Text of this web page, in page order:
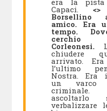
era la pista
Capaci.
amico. Era
tempo.
Corleonesi.
chiudere
arrivato. Era
l’ultimo
Nostra.
un varco
ascoltarlo
verbalizzare